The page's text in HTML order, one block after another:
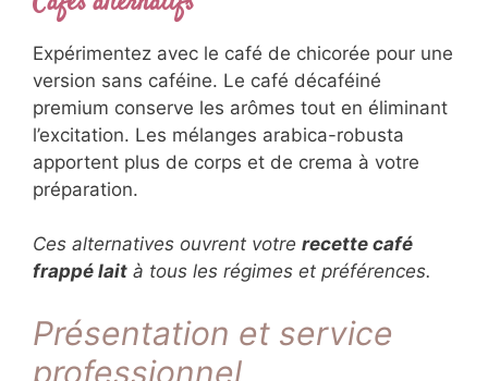
Miel de châtaignier
parfait avec les cafés intenses
Sirop d’érable
: notes boisées,
harmonie parfaite avec les laits
végétaux
Stevia liquide
: zéro calorie, goût
neutre
Cafés alternatifs
Expérimentez avec le café de chicorée pour
premium conserve les arômes tout en
éliminant l’excitation. Les mélanges arabica-